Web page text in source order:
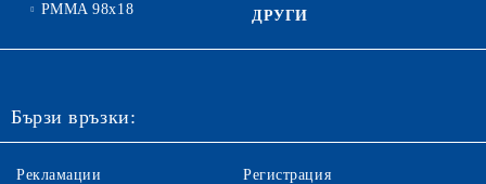
PMMA 98x18 ДРУГИ
Бързи връзки:
Рекламации Регистрация